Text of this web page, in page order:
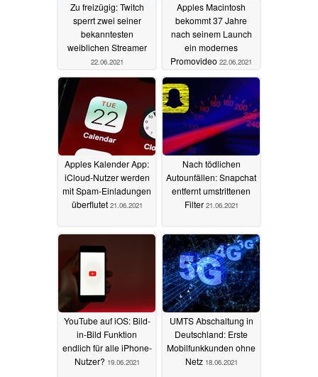
Zu freizügig: Twitch
sperrt zwei seiner
bekanntesten
weiblichen Streamer
22.06.2021
Apples Macintosh
bekommt 37 Jahre
nach seinem Launch
ein modernes
Promovideo 22.06.2021
Apples Kalender App:
iCloud-Nutzer werden
mit Spam-Einladungen
überflutet 21.06.2021
Nach tödlichen
Autounfällen: Snapchat
entfernt umstrittenen
Filter 21.06.2021
YouTube auf iOS: Bild-
in-Bild Funktion
endlich für alle iPhone-
Nutzer? 19.06.2021
UMTS Abschaltung in
Deutschland: Erste
Mobilfunkkunden ohne
Netz 18.06.2021